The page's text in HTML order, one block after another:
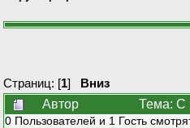
Страниц: [1] Вниз
Автор
Тема: С
0 Пользователей и 1 Гость